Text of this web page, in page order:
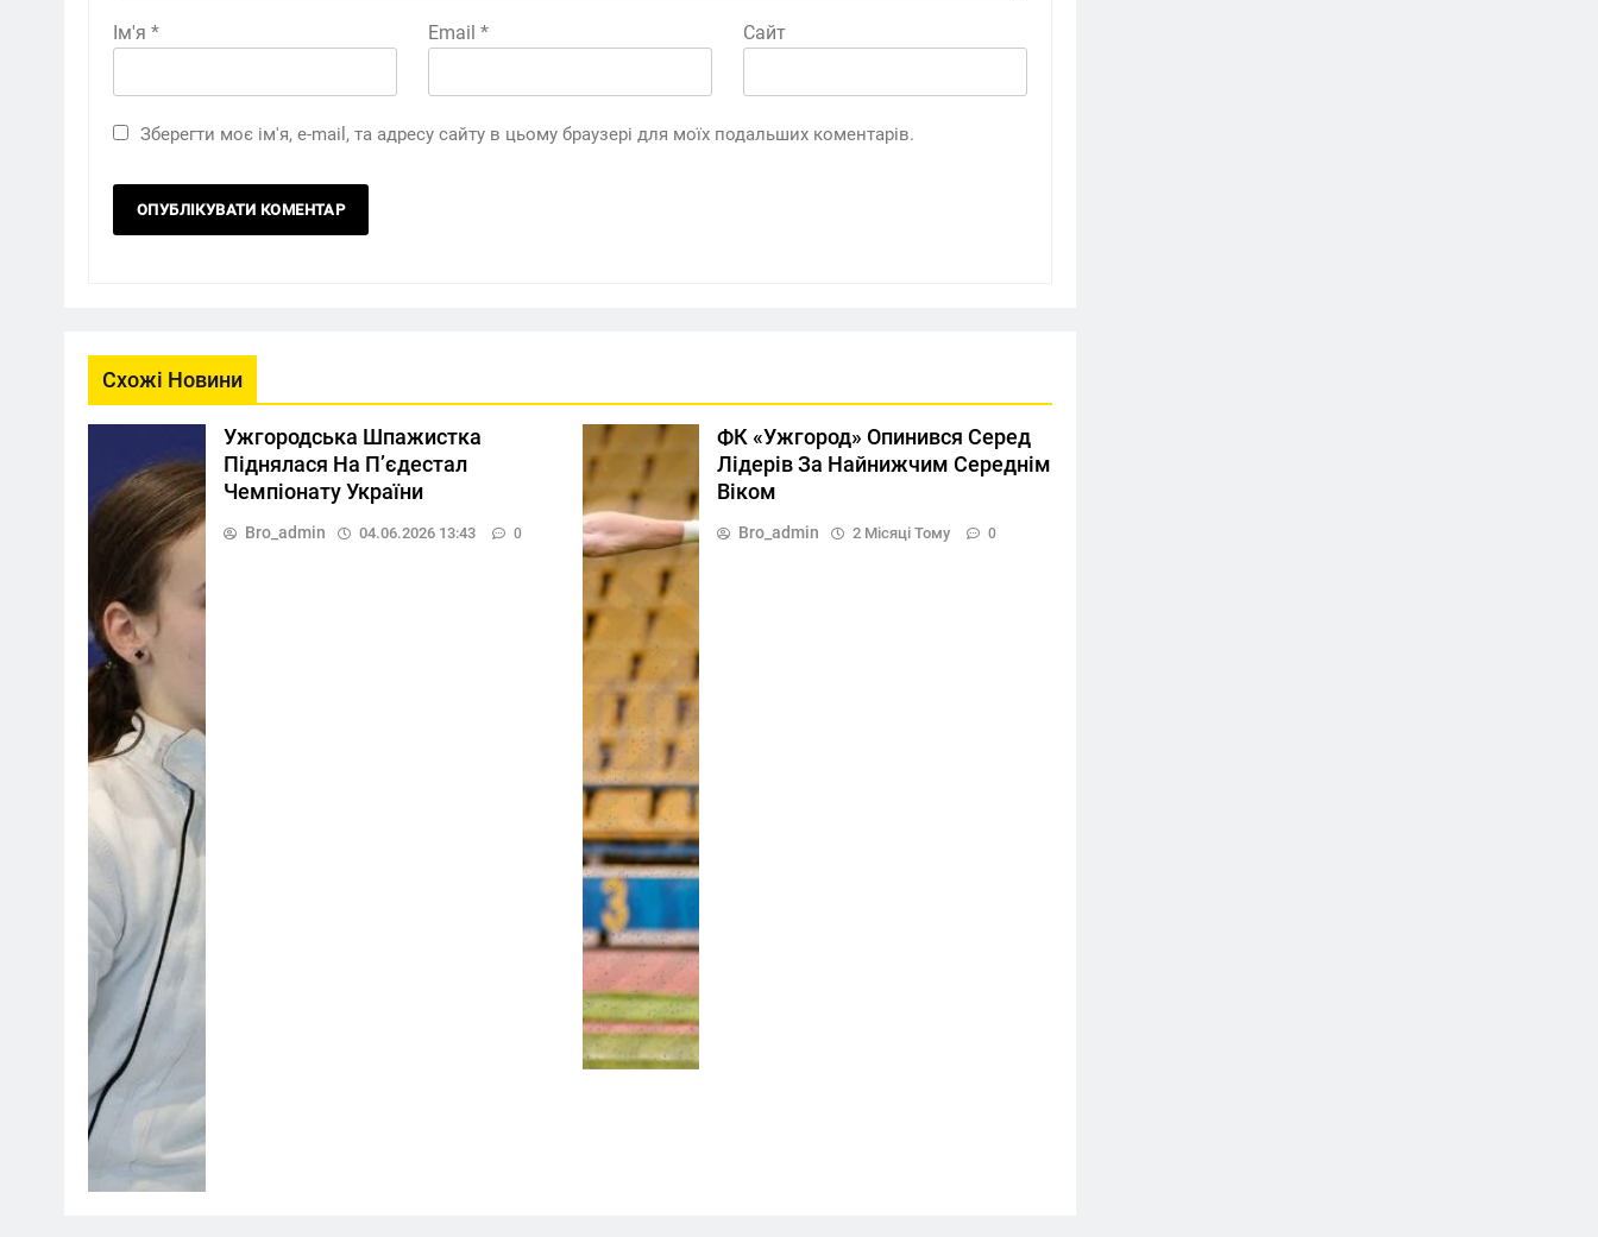
Ім'я * Email* Сайт
Зберегти моє ім'я, e-mail, та адресу сайту в цьому браузері для моїх подальших коментарів.
Схожі Новини
Ужгородська Шпажистка
Піднялася На П’єдестал
Чемпіонату України
Bro_admin 04.06.2026 13:43 0
ФК «Ужгород» Опинився Серед
Лідерів За Найнижчим Середнім
Віком
Bro_admin 2 Місяці Тому 0